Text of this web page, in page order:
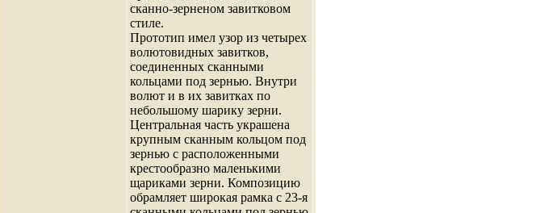
сканно-зерненом завитковом
стиле.
Прототип имел узор из четырех
волютовидных завитков,
соединенных сканными
кольцами под зернью. Внутри
волют и в их завитках по
небольшому шарику зерни.
Центральная часть украшена
крупным сканным кольцом под
зернью с расположенными
крестообразно маленькими
щариками зерни. Композицию
обрамляет широкая рамка с 23-я